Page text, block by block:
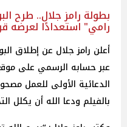
بطولة رامز جلال.. طرح
رامي" استعدادًا لعرضه
أعلن رامز جلال عن إطلاق
عبر حسابه الرسمي على
الدعائية الأولى للعمل
بالفيلم ودعا الله أن يكلل